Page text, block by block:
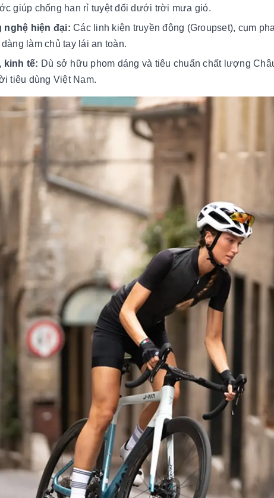
giúp chống han rỉ tuyệt đối dưới trời mưa gió.
nghệ hiện đại: Các linh kiện truyền động (Groupset), cụm
làm chủ tay lái an toàn.
kinh tế: Dù sở hữu phom dáng và tiêu chuẩn chất lượng
tiêu dùng Việt Nam.